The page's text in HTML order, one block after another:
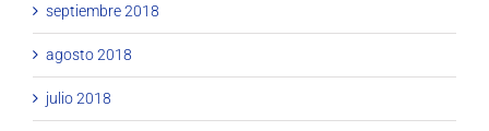
septiembre 2018
agosto 2018
julio 2018